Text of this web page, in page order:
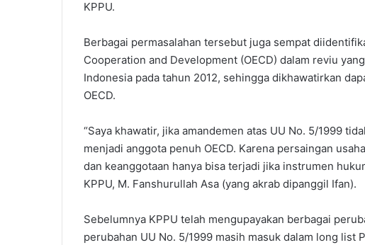
KPPU.
Berbagai permasalahan tersebut juga sempat
Cooperation and Development (OECD) dalam reviu
Indonesia pada tahun 2012, sehingga dikhawatirkan
OECD.
“Saya khawatir, jika amandemen atas UU No. 5/1999
menjadi anggota penuh OECD. Karena persaingan
dan keanggotaan hanya bisa terjadi jika instrumen
KPPU, M. Fanshurullah Asa (yang akrab dipanggil Ifan).
Sebelumnya KPPU telah mengupayakan berbagai
perubahan UU No. 5/1999 masih masuk dalam long list